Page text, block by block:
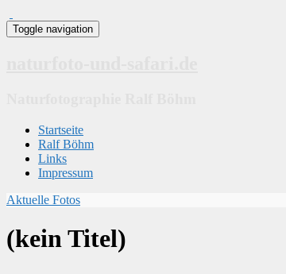
Toggle navigation
Startseite
Ralf Böhm
Links
Impressum
Aktuelle Fotos
(kein Titel)